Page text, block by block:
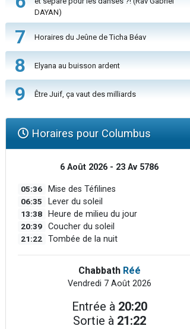
DAYAN)
7 Horaires du Jeûne de Ticha Béav
8 Elyana au buisson ardent
9 Être Juif, ça vaut des milliards
Horaires pour Columbus
6 Août 2026 - 23 Av 5786
05:36 Mise des Téfilines
06:35 Lever du soleil
13:38 Heure de milieu du jour
20:39 Coucher du soleil
21:22 Tombée de la nuit
Chabbath Réé
Vendredi 7 Août 2026
Entrée à 20:20
Sortie à 21:22